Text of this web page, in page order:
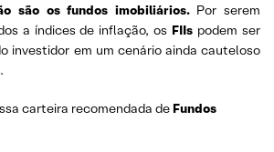
são os fundos imobiliários. Por serem
a índices de inflação, os FIIs podem ser
investidor em um cenário ainda cauteloso
carteira recomendada de Fundos